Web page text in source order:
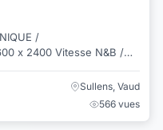
x 2400 Vitesse N&B /
gouttes 1 pl No...
Sullens, Vaud
566 vues